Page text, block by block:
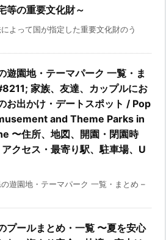
等の重要文化財～
よって国が指定した重要文化財のう
遊園地・テーマパーク 一覧・ま
家族、友達、カップルにお
お出かけ・デートスポット / Pop
and Theme Parks in
〜住所、地図、開園・閉園時
クセス・最寄り駅、駐車場、U
遊園地・テーマパーク 一覧・まとめ –
プールまとめ・一覧 〜夏を安心